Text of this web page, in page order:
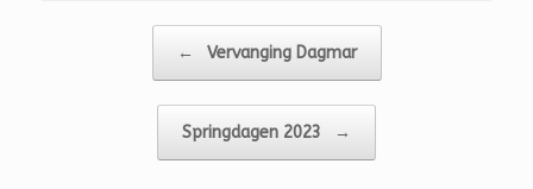
← Vervanging Dagmar
Springdagen 2023 →